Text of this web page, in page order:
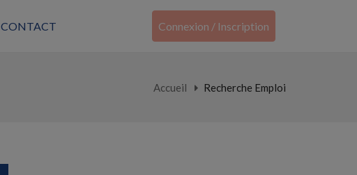
CONTACT Connexion / Inscription
Accueil Recherche Emploi